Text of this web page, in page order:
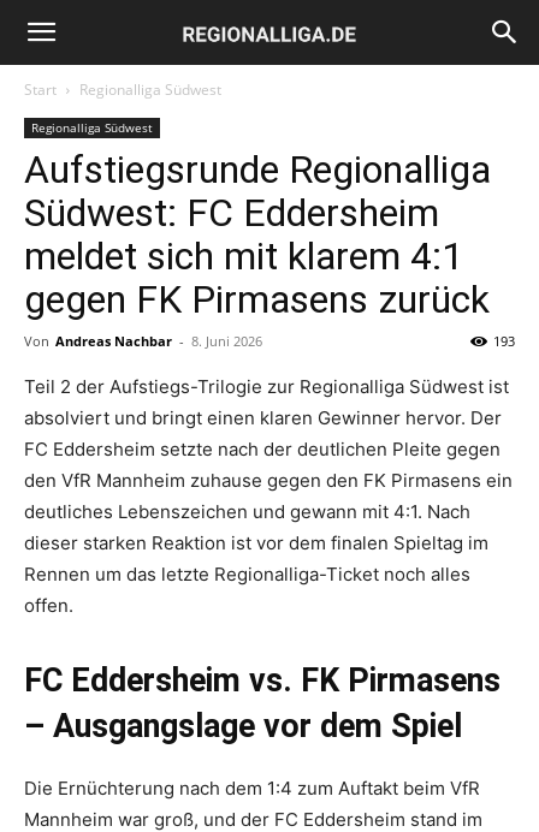
Regionalliga.de
Start Regionalliga Südwest
Regionalliga Südwest
Aufstiegsrunde Regionalliga
Südwest: FC Eddersheim
meldet sich mit klarem 4:1
gegen FK Pirmasens zurück
Von Andreas Nachbar - 8. Juni 2026 193
Teil 2 der Aufstiegs-Trilogie zur Regionalliga Südwest ist
absolviert und bringt einen klaren Gewinner hervor. Der
FC Eddersheim setzte nach der deutlichen Pleite gegen
den VfR Mannheim zuhause gegen den FK Pirmasens ein
deutliches Lebenszeichen und gewann mit 4:1. Nach
dieser starken Reaktion ist vor dem finalen Spieltag im
Rennen um das letzte Regionalliga-Ticket noch alles
offen.
FC Eddersheim vs. FK Pirmasens
– Ausgangslage vor dem Spiel
Die Ernüchterung nach dem 1:4 zum Auftakt beim VfR
Mannheim war groß, und der FC Eddersheim stand im